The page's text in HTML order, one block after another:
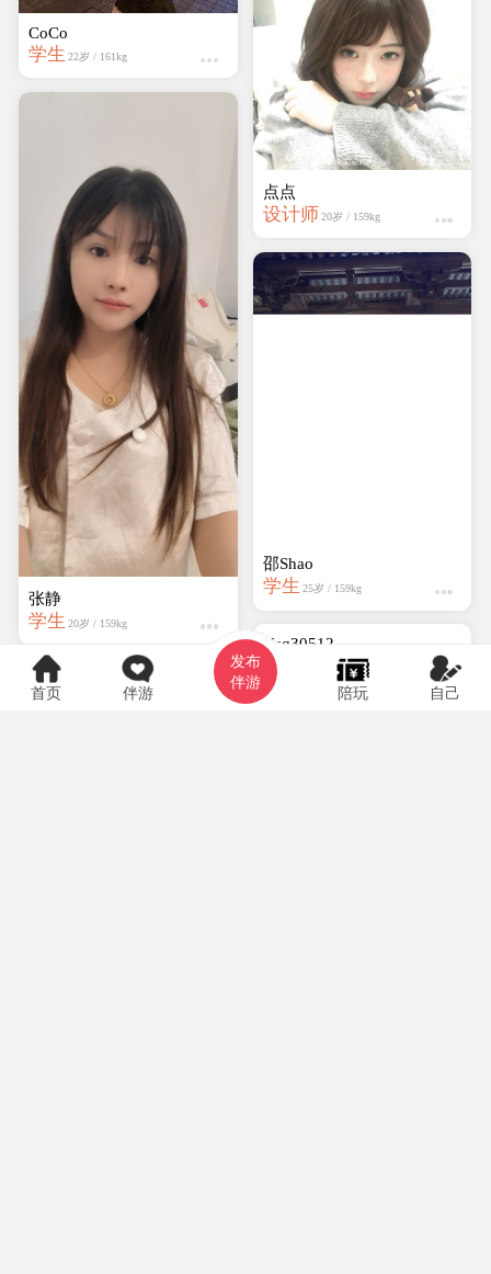
CoCo
学生 22岁 / 161kg
张静
学生 20岁 / 159kg
Ysq30512
学生
爱吃辣条的小仙女
学生 20岁 / 161kg
首页 伴游
发布
伴游
陪玩 自己